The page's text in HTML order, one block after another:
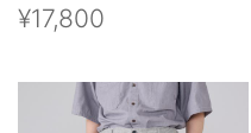
¥17,800